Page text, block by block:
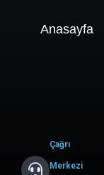
Anasayfa
Çağrı
Merkezi